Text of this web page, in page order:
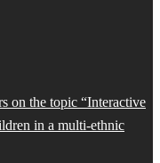
on the topic “Interactive
in a multi-ethnic